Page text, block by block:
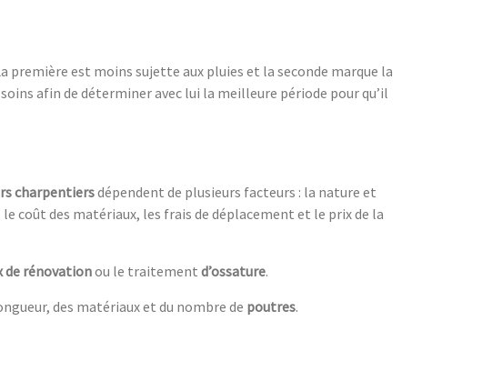
première est moins sujette aux pluies et la seconde marque la
afin de déterminer avec lui la meilleure période pour qu’il
charpentiersdépendent de plusieurs facteurs : la nature et
le coût des matériaux, les frais de déplacement et le prix de la
de rénovationou le traitement d’ossature.
des matériaux et du nombre de poutres.